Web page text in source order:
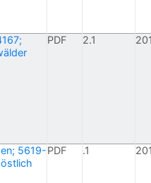
PDF 2.1
5619-PDF .1